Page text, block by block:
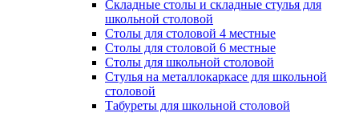
Складные столы и складные стулья для
школьной столовой
Столы для столовой 4 местные
Столы для столовой 6 местные
Столы для школьной столовой
Стулья на металлокаркасе для школьной
столовой
Табуреты для школьной столовой